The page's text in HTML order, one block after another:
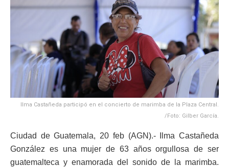
Ilma Castañeda participó en el concierto de marimba de la Plaza Central.
/Foto: Gilber García.
Ciudad de Guatemala, 20 feb (AGN).- Ilma Castañeda
González es una mujer de 63 años orgullosa de ser
guatemalteca y enamorada del sonido de la marimba.